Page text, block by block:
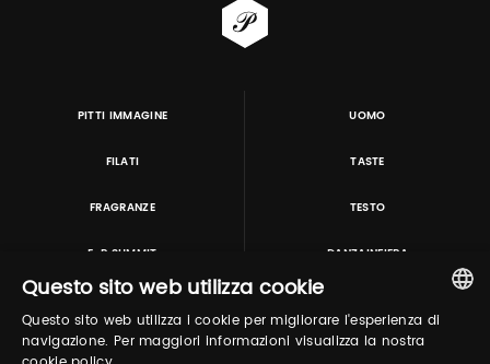
PITTI IMMAGINE UOMO
FILATI TASTE
FRAGRANZE TESTO
E-P SUMMIT DANZAINFIERA
TUTORING & CONSULTING
ITALIAN
Questo sito web utilizza cookie
Questo sito web utilizza i cookie per migliorare l'esperienza di
navigazione. Per maggiori informazioni visualizza la nostra